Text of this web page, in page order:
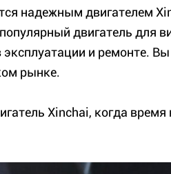
надежным двигателем
двигатель для
и ремонте.
рынке.
Xinchai, когда